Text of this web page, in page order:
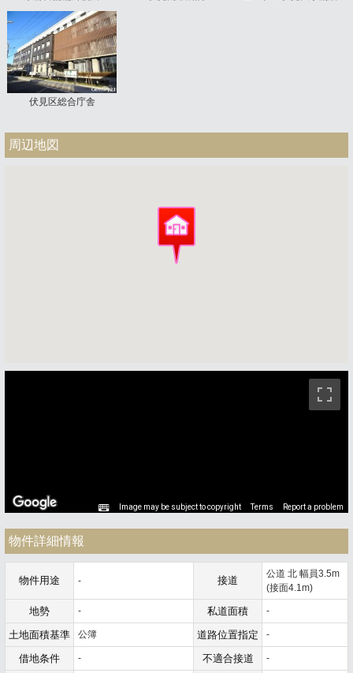
伏見区総合庁舎
周辺地図
Image may be subject to copyright Terms Report a problem
物件詳細情報
物件用途 - 接道
公道 北 幅員3.5m
(接面4.1m)
地勢 - 私道面積 -
土地面積基準 公簿 道路位置指定 -
借地条件 - 不適合接道 -